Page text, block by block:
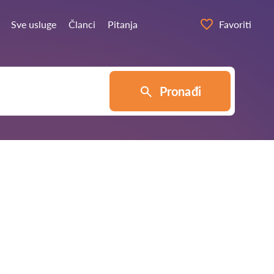
Sve usluge Članci Pitanja Favoriti
Pronađi